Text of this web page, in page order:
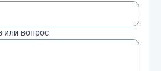
или вопрос